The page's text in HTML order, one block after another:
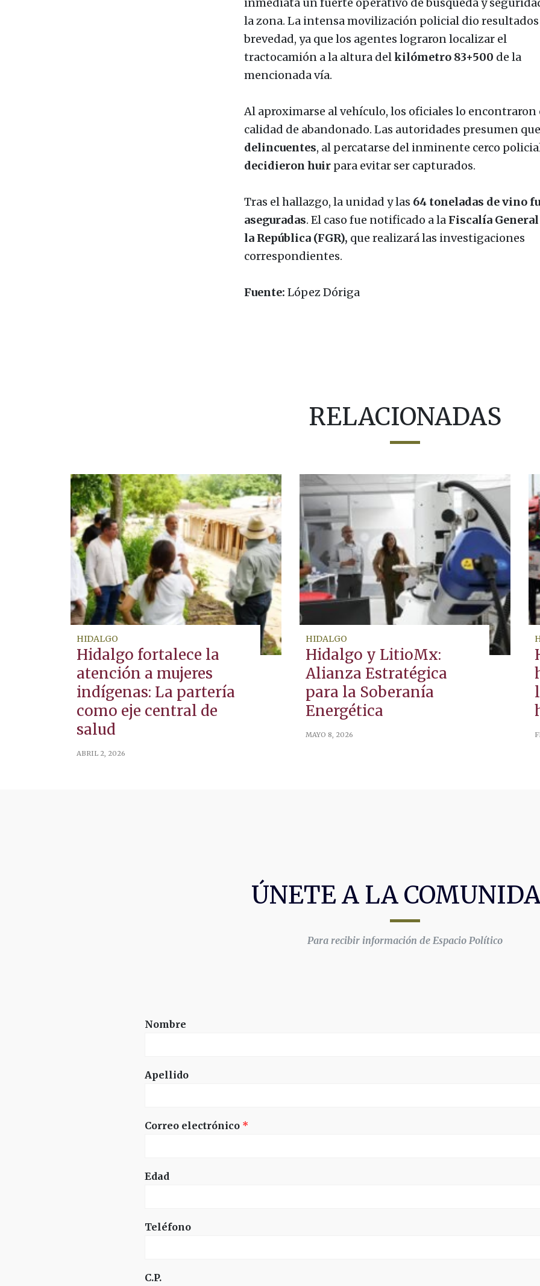
la zona. La intensa movilización policial dio resultados
brevedad, ya que los agentes lograron localizar el
tractocamión a la altura delkilómetro 83+500 de la
mencionada vía.
Al aproximarse al vehículo, los oficiales lo encontraron
calidad de abandonado. Las autoridades presumen
delincuentes, al percatarse del inminente cerco
decidieron huirpara evitar ser capturados.
Tras el hallazgo, la unidad y las 64 toneladas de vino
aseguradas. El caso fue notificado a la Fiscalía General
la República (FGR), que realizará las investigaciones
correspondientes.
Fuente: López Dóriga
RELACIONADAS
HIDALGO
Hidalgo fortalece la
atención a mujeres
indígenas: La partería
como eje central de
salud
ABRIL 2, 2026
HIDALGO
Hidalgo y LitioMx:
Alianza Estratégica
para la Soberanía
Energética
MAYO 8, 2026
ÚNETE A LA
Para recibir información de Espacio Político
Nombre
Apellido
Correo electrónico *
Edad
Teléfono
C.P.